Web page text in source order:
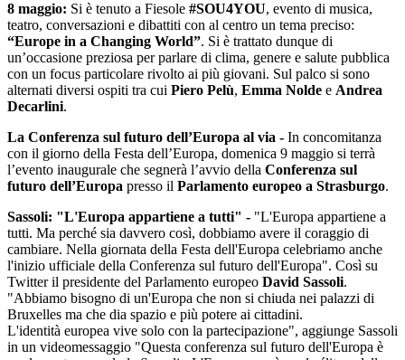
8 maggio: Si è tenuto a Fiesole #SOU4YOU, evento di musica,
teatro, conversazioni e dibattiti con al centro un tema preciso:
“Europe in a Changing World”. Si è trattato dunque di
un’occasione preziosa per parlare di clima, genere e salute pubblica
con un focus particolare rivolto ai più giovani. Sul palco si sono
alternati diversi ospiti tra cui Piero Pelù, Emma Nolde e Andrea
Decarlini.
La Conferenza sul futuro dell’Europa al via - In concomitanza
con il giorno della Festa dell’Europa, domenica 9 maggio si terrà
l’evento inaugurale che segnerà l’avvio della Conferenza sul
futuro dell’Europa presso il Parlamento europeo a Strasburgo.
Sassoli: "L'Europa appartiene a tutti" - "L'Europa appartiene a
tutti. Ma perché sia davvero così, dobbiamo avere il coraggio di
cambiare. Nella giornata della Festa dell'Europa celebriamo anche
l'inizio ufficiale della Conferenza sul futuro dell'Europa". Così su
Twitter il presidente del Parlamento europeo David Sassoli.
"Abbiamo bisogno di un'Europa che non si chiuda nei palazzi di
Bruxelles ma che dia spazio e più potere ai cittadini.
L'identità europea vive solo con la partecipazione", aggiunge Sassoli
in un videomessaggio "Questa conferenza sul futuro dell'Europa è